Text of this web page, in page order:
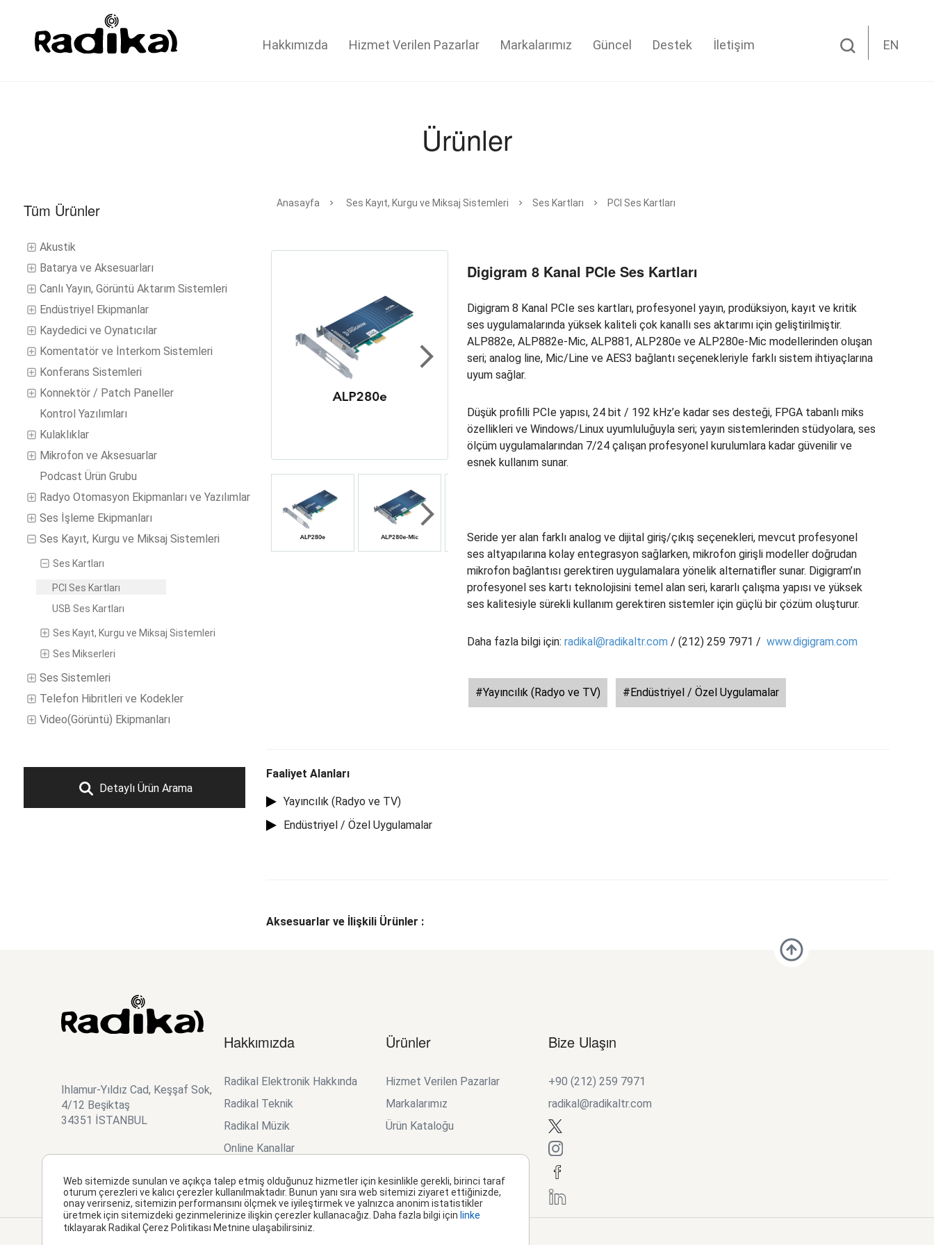
Hakkımızda Hizmet Verilen Pazarlar Markalarımız Güncel Destek İletişim EN
Ürünler
Tüm Ürünler
Akustik
Batarya ve Aksesuarları
Canlı Yayın, Görüntü Aktarım Sistemleri
Endüstriyel Ekipmanlar
Kaydedici ve Oynatıcılar
Komentatör ve İnterkom Sistemleri
Konferans Sistemleri
Konnektör / Patch Paneller
Kontrol Yazılımları
Kulaklıklar
Mikrofon ve Aksesuarlar
Podcast Ürün Grubu
Radyo Otomasyon Ekipmanları ve Yazılımlar
Ses İşleme Ekipmanları
Ses Kayıt, Kurgu ve Miksaj Sistemleri
Ses Kartları
PCI Ses Kartları
USB Ses Kartları
Ses Kayıt, Kurgu ve Miksaj Sistemleri
Ses Mikserleri
Ses Sistemleri
Telefon Hibritleri ve Kodekler
Video(Görüntü) Ekipmanları
Detaylı Ürün Arama
Anasayfa Ses Kayıt, Kurgu ve Miksaj Sistemleri Ses Kartları PCI Ses Kartları
Next
Digigram 8 Kanal PCIe Ses Kartları
Digigram 8 Kanal PCIe ses kartları, profesyonel yayın, prodüksiyon, kayıt ve kritik
ses uygulamalarında yüksek kaliteli çok kanallı ses aktarımı için geliştirilmiştir.
ALP882e, ALP882e-Mic, ALP881, ALP280e ve ALP280e-Mic modellerinden oluşan
seri; analog line, Mic/Line ve AES3 bağlantı seçenekleriyle farklı sistem ihtiyaçlarına
uyum sağlar.
Düşük profilli PCIe yapısı, 24 bit / 192 kHz’e kadar ses desteği, FPGA tabanlı miks
özellikleri ve Windows/Linux uyumluluğuyla seri; yayın sistemlerinden stüdyolara, ses
ölçüm uygulamalarından 7/24 çalışan profesyonel kurulumlara kadar güvenilir ve
esnek kullanım sunar.
Seride yer alan farklı analog ve dijital giriş/çıkış seçenekleri, mevcut profesyonel
ses altyapılarına kolay entegrasyon sağlarken, mikrofon girişli modeller doğrudan
mikrofon bağlantısı gerektiren uygulamalara yönelik alternatifler sunar. Digigram’ın
profesyonel ses kartı teknolojisini temel alan seri, kararlı çalışma yapısı ve yüksek
ses kalitesiyle sürekli kullanım gerektiren sistemler için güçlü bir çözüm oluşturur.
Daha fazla bilgi için:radikal@radikaltr.com / (212) 259 7971 /www.digigram.com
#Yayıncılık (Radyo ve TV) #Endüstriyel / Özel Uygulamalar
Faaliyet Alanları
Yayıncılık (Radyo ve TV)
Endüstriyel / Özel Uygulamalar
Aksesuarlar ve İlişkili Ürünler :
Ihlamur-Yıldız Cad, Keşşaf Sok,
4/12 Beşiktaş
34351 İSTANBUL
Hakkımızda
Radikal Elektronik Hakkında
Radikal Teknik
Radikal Müzik
Online Kanallar
Ürünler
Hizmet Verilen Pazarlar
Markalarımız
Ürün Kataloğu
Bize Ulaşın
+90 (212) 259 7971
radikal@radikaltr.com
Web sitemizde sunulan ve açıkça talep etmiş olduğunuz hizmetler için kesinlikle gerekli, birinci taraf
oturum çerezleri ve kalıcı çerezler kullanılmaktadır. Bunun yanı sıra web sitemizi ziyaret ettiğinizde,
onay verirseniz, sitemizin performansını ölçmek ve iyileştirmek ve yalnızca anonim istatistikler
üretmek için sitemizdeki gezinmelerinize ilişkin çerezler kullanacağız. Daha fazla bilgi için linke
tıklayarak Radikal Çerez Politikası Metnine ulaşabilirsiniz.